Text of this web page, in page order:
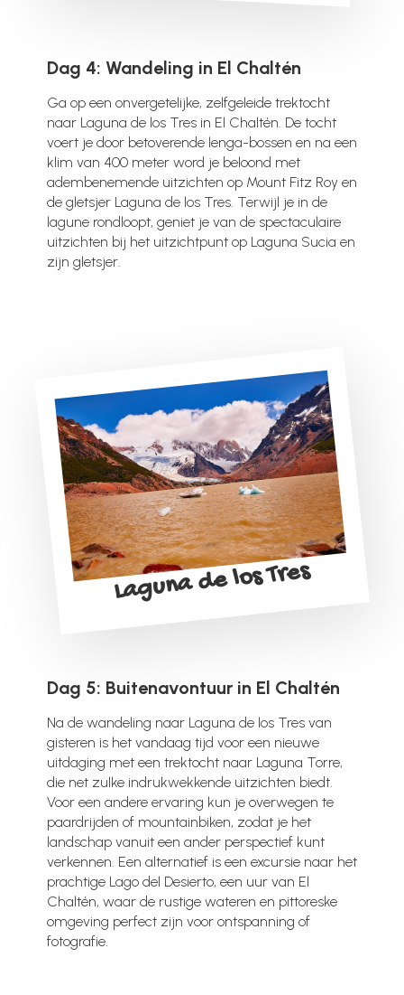
Dag 4: Wandeling in El Chaltén
Ga op een onvergetelijke, zelfgeleide trektocht
naar Laguna de los Tres in El Chaltén. De tocht
voert je door betoverende lenga-bossen en na een
klim van 400 meter word je beloond met
adembenemende uitzichten op Mount Fitz Roy en
de gletsjer Laguna de los Tres. Terwijl je in de
lagune rondloopt, geniet je van de spectaculaire
uitzichten bij het uitzichtpunt op Laguna Sucia en
zijn gletsjer.
Laguna de los Tres
Dag 5: Buitenavontuur in El Chaltén
Na de wandeling naar Laguna de los Tres van
gisteren is het vandaag tijd voor een nieuwe
uitdaging met een trektocht naar Laguna Torre,
die net zulke indrukwekkende uitzichten biedt.
Voor een andere ervaring kun je overwegen te
paardrijden of mountainbiken, zodat je het
landschap vanuit een ander perspectief kunt
verkennen. Een alternatief is een excursie naar het
prachtige Lago del Desierto, een uur van El
Chaltén, waar de rustige wateren en pittoreske
omgeving perfect zijn voor ontspanning of
fotografie.